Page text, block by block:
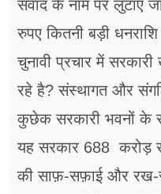
संवाद के नाम पर लुटाए
रुपए कितनी बड़ी
चुनावी प्रचार में
रहे है? संस्थागत और
कुछेक सरकारी भवनों के
यह सरकार 688 करोड़
की साफ़-सफ़ाई और रख-